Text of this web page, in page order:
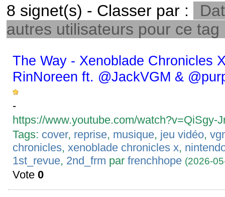
8 signet(s) - Classer par :
autres utilisateurs pour ce tag
The Way - Xenoblade Chronicles
RinNoreen ft. ‪@JackVGM‬ &
-
https://www.youtube.com/watch?v=QiSgy-
Tags: cover, reprise, musique, jeu vidéo,
chronicles,xenoblade chronicles x,
1st_revue, 2nd_frm parfrenchhope (2026-
Vote0